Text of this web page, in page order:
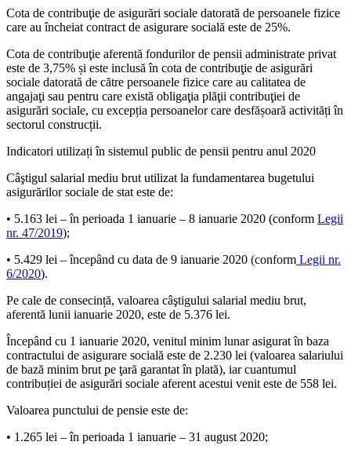
Cota de contribuţie de asigurări sociale datorată de persoanele fizice
care au încheiat contract de asigurare socială este de 25%.
Cota de contribuţie aferentă fondurilor de pensii administrate privat
este de 3,75% și este inclusă în cota de contribuţie de asigurări
sociale datorată de către persoanele fizice care au calitatea de
angajaţi sau pentru care există obligaţia plăţii contribuţiei de
asigurări sociale, cu excepția persoanelor care desfășoară activități în
sectorul construcții.
Indicatori utilizați în sistemul public de pensii pentru anul 2020
Câştigul salarial mediu brut utilizat la fundamentarea bugetului
asigurărilor sociale de stat este de:
• 5.163 lei – în perioada 1 ianuarie – 8 ianuarie 2020 (conform Legii
nr. 47/2019);
• 5.429 lei – începând cu data de 9 ianuarie 2020 (conform Legii nr.
6/2020).
Pe cale de consecință, valoarea câştigului salarial mediu brut,
aferentă lunii ianuarie 2020, este de 5.376 lei.
Începând cu 1 ianuarie 2020, venitul minim lunar asigurat în baza
contractului de asigurare socială este de 2.230 lei (valoarea salariului
de bază minim brut pe ţară garantat în plată), iar cuantumul
contribuției de asigurări sociale aferent acestui venit este de 558 lei.
Valoarea punctului de pensie este de:
• 1.265 lei – în perioada 1 ianuarie – 31 august 2020;